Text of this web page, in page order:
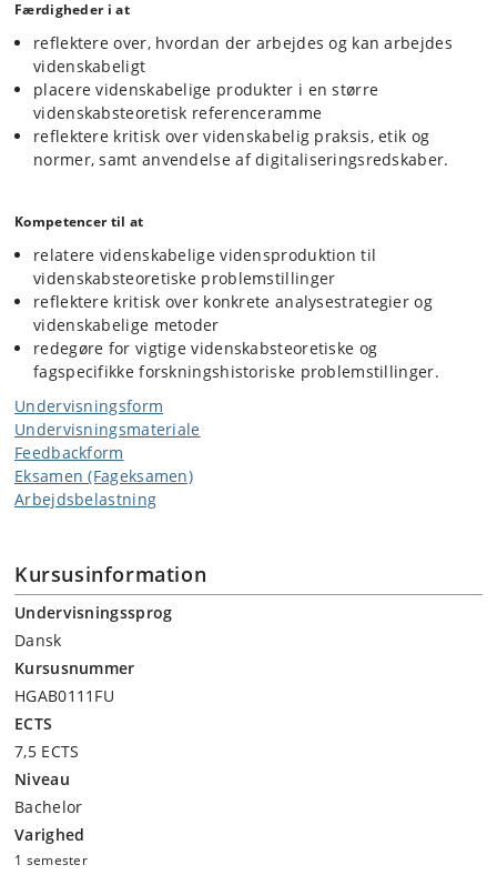
Færdigheder i at
reflektere over, hvordan der arbejdes og kan arbejdes
videnskabeligt
placere videnskabelige produkter i en større
videnskabsteoretisk referenceramme
reflektere kritisk over videnskabelig praksis, etik og
normer, samt anvendelse af digitaliseringsredskaber.
Kompetencer til at
relatere videnskabelige vidensproduktion til
videnskabsteoretiske problemstillinger
reflektere kritisk over konkrete analysestrategier og
videnskabelige metoder
redegøre for vigtige videnskabsteoretiske og
fagspecifikke forskningshistoriske problemstillinger.
Undervisningsform
Undervisningsmateriale
Feedbackform
Eksamen (Fageksamen)
Arbejdsbelastning
Kursusinformation
Undervisningssprog
Dansk
Kursusnummer
HGAB0111FU
ECTS
7,5 ECTS
Niveau
Bachelor
Varighed
1 semester